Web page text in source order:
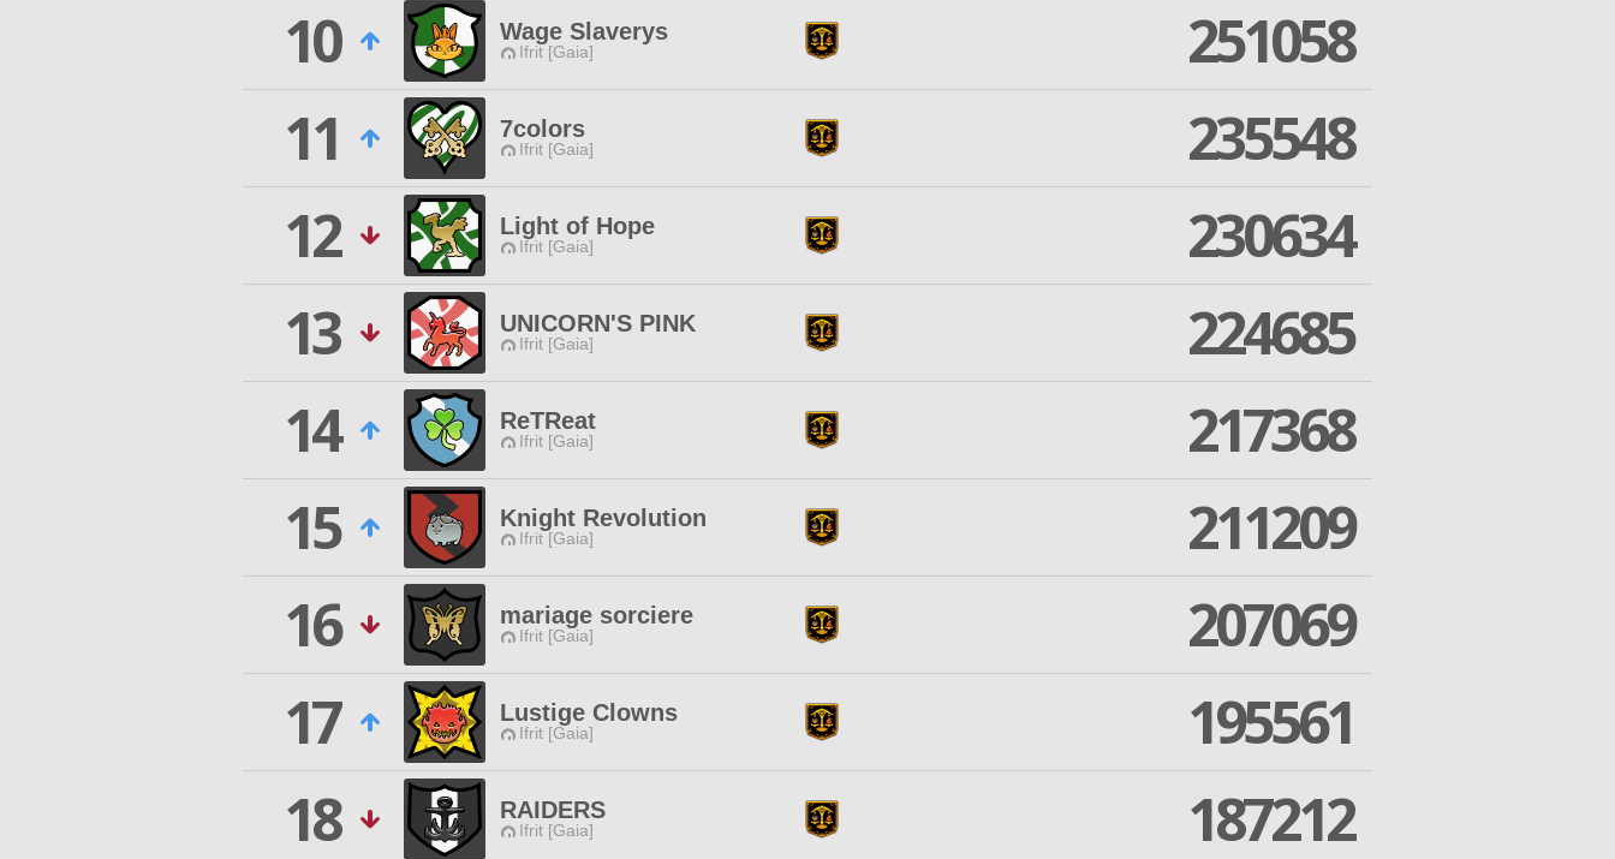
10
Wage Slaverys
Ifrit [Gaia]
251058
11
7colors
Ifrit [Gaia]
235548
12
Light of Hope
Ifrit [Gaia]
230634
13
UNICORN'S PINK
Ifrit [Gaia]
224685
14
ReTReat
Ifrit [Gaia]
217368
15
Knight Revolution
Ifrit [Gaia]
211209
16
mariage sorciere
Ifrit [Gaia]
207069
17
Lustige Clowns
Ifrit [Gaia]
195561
18
RAIDERS
Ifrit [Gaia]
187212